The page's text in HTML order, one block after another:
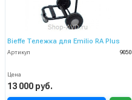
Bieffe Тележка для Emilio RA Plus
Артикул 9050
Цена
13 000 руб.